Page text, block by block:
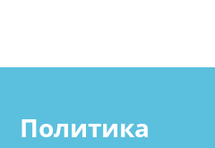
Политика